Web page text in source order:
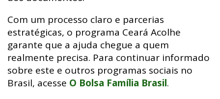
Com um processo claro e parcerias
estratégicas, o programa Ceará Acolhe
garante que a ajuda chegue a quem
realmente precisa. Para continuar informado
sobre este e outros programas sociais no
Brasil, acesse O Bolsa Família Brasil.